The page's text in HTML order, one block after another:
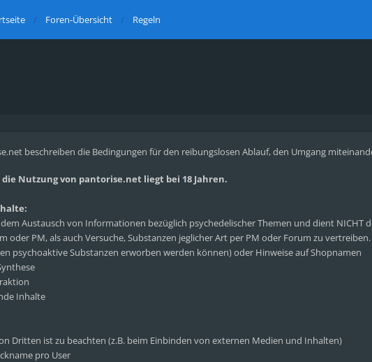
Foren-Übersicht Regeln
beschreiben die Bedingungen für den reibungslosen Ablauf, den Umgang
Nutzung von pantorise.net liegt bei 18 Jahren.
Austausch von Informationen bezüglich psychedelischer Themen und dient NICHT
oder PM, als auch Versuche, Substanzen jeglicher Art per PM oder Forum zu vertreiben.
psychoaktive Substanzen erworben werden können) oder Hinweise auf Shopnamen
Inhalte
Dritten ist zu beachten (z.B. beim Einbinden von externen Medien und Inhalten)
pro User